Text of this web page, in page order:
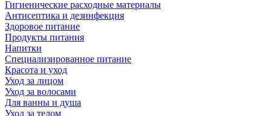
Гигиенические расходные материалы
Антисептика и дезинфекция
Здоровое питание
Продукты питания
Напитки
Специализированное питание
Красота и уход
Уход за лицом
Уход за волосами
Для ванны и душа
Уход за телом